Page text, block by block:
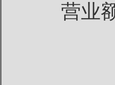
营业